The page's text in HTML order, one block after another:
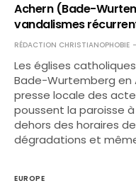
Achern (Bade-
vandalismes
RÉDACTION CHRISTIANOPHOBIE
Les églises
Bade-Wurtemberg en
presse locale des
poussent la paroisse
dehors des horaires
dégradations et
EUROPE